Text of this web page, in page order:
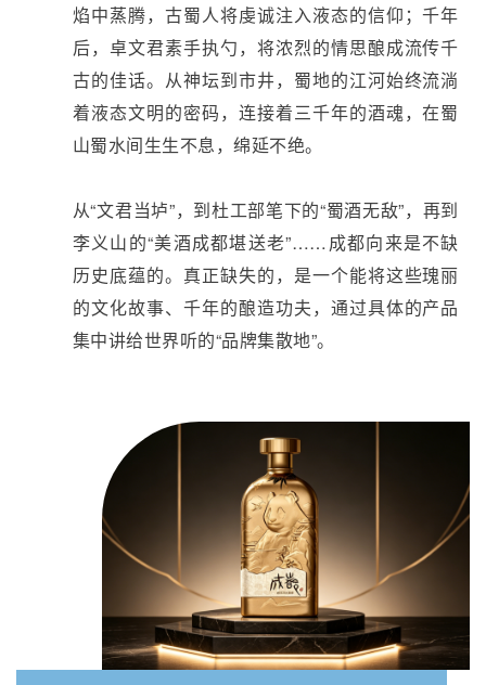
焰中蒸腾，古蜀人将虔诚注入液态的信仰；千年
后，卓文君素手执勺，将浓烈的情思酿成流传千
古的佳话。从神坛到市井，蜀地的江河始终流淌
着液态文明的密码，连接着三千年的酒魂，在蜀
山蜀水间生生不息，绵延不绝。
从“文君当垆”，到杜工部笔下的“蜀酒无敌”，再到
李义山的“美酒成都堪送老”……成都向来是不缺
历史底蕴的。真正缺失的，是一个能将这些瑰丽
的文化故事、千年的酿造功夫，通过具体的产品
集中讲给世界听的“品牌集散地”。